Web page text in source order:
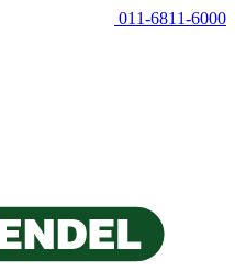
011-6811-6000